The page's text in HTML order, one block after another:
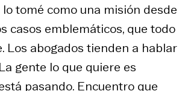
tomé como una misión desde
casos emblemáticos, que todo
Los abogados tienden a hablar
gente lo que quiere es
pasando. Encuentro que